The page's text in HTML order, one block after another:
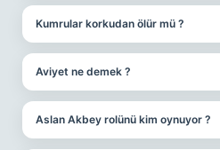
Kumrular korkudan ölür mü ?
Aviyet ne demek ?
Aslan Akbey rolünü kim oynuyor ?